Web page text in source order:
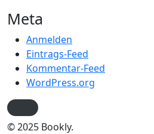
Meta
Anmelden
Eintrags-Feed
Kommentar-Feed
WordPress.org
© 2025 Bookly.